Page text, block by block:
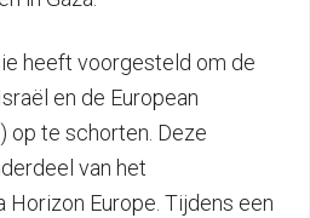
heeft voorgesteld om de
en de European
op te schorten. Deze
van het
Europe. Tijdens een